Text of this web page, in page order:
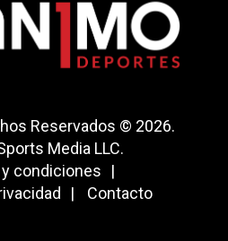
Reservados © 2026.
Media LLC.
condiciones
Contacto